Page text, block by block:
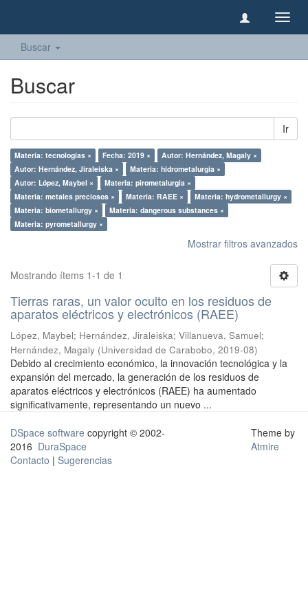
Buscar
Buscar
Ir
Materia: tecnologías × Fecha: 2019 ×
Autor: Hernández, Magaly ×
Autor: Hernández, Jiraleiska ×
Materia: hidrometalurgia ×
Autor: López, Maybel ×
Materia: pirometalurgia ×
Materia: metales preciosos ×
Materia: RAEE ×
Materia: hydrometallurgy ×
Materia: biometallurgy ×
Materia: dangerous substances ×
Materia: pyrometallurgy ×
Mostrar filtros avanzados
Mostrando ítems 1-1 de 1
Tierras raras, un valor oculto en los residuos de
aparatos eléctricos y electrónicos (RAEE)
López, Maybel; Hernández, Jiraleiska; Villanueva, Samuel;
Hernández, Magaly (Universidad de Carabobo, 2019-08)
Debido al crecimiento económico, la innovación tecnológica y la
expansión del mercado, la generación de los residuos de
aparatos eléctricos y electrónicos (RAEE) ha aumentado
significativamente, representando un nuevo ...
DSpace software copyright © 2002-
2016 DuraSpace
Contacto | Sugerencias
Theme by
Atmire